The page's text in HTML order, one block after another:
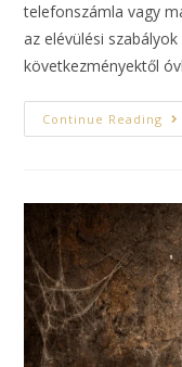
telefonszámla vagy
az elévülési
következményektől
Continue Reading